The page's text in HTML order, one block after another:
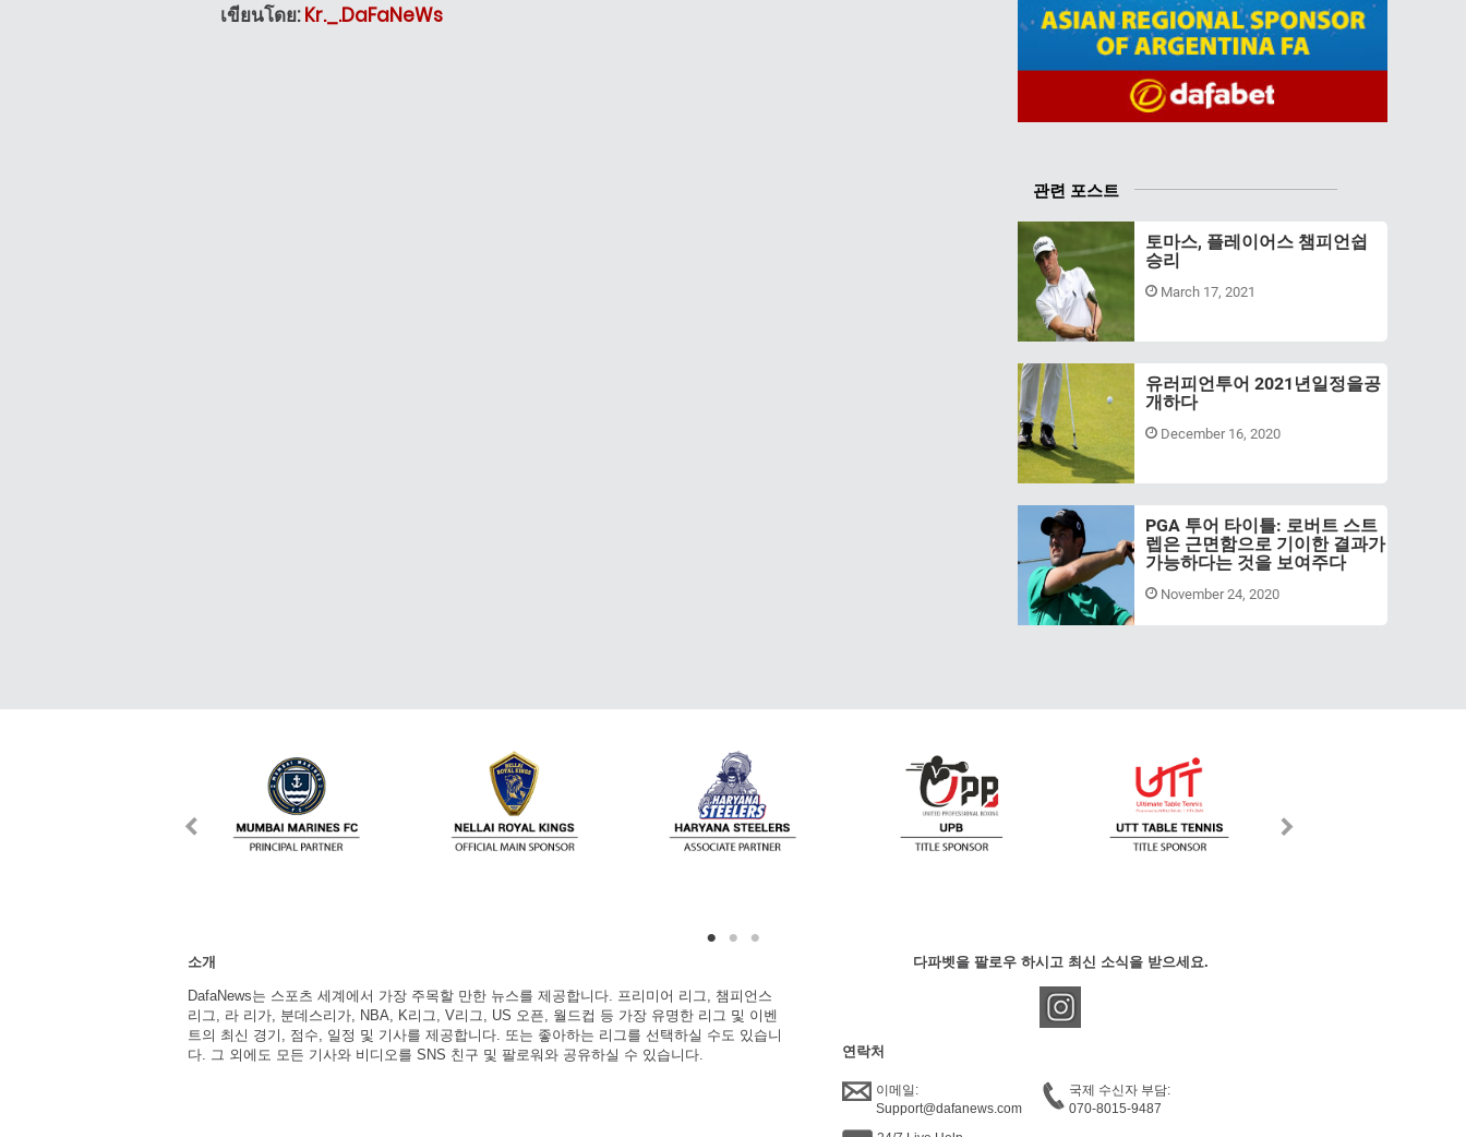
เขียนโดย:Kr._.DaFaNeWs
관련 포스트
토마스, 플레이어스 챔피언쉽
승리
March 17, 2021
유러피언투어 2021년일정을공
개하다
December 16, 2020
PGA 투어 타이틀: 로버트 스트
렙은 근면함으로 기이한 결과가
가능하다는 것을 보여주다
November 24, 2020
소개
DafaNews는 스포츠 세계에서 가장 주목할 만한 뉴스를 제공합니다. 프리미어 리그, 챔피언스
리그, 라 리가, 분데스리가, NBA, K리그, V리그, US 오픈, 월드컵 등 가장 유명한 리그 및 이벤
트의 최신 경기, 점수, 일정 및 기사를 제공합니다. 또는 좋아하는 리그를 선택하실 수도 있습니
다. 그 외에도 모든 기사와 비디오를 SNS 친구 및 팔로워와 공유하실 수 있습니다.
다파벳을 팔로우 하시고 최신 소식을 받으세요.
연락처
이메일:
Support@dafanews.com
국제 수신자 부담:
070-8015-9487